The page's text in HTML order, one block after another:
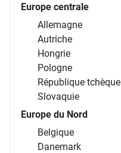
Europe centrale
Allemagne
Autriche
Hongrie
Pologne
République tchèque
Slovaquie
Europe du Nord
Belgique
Danemark